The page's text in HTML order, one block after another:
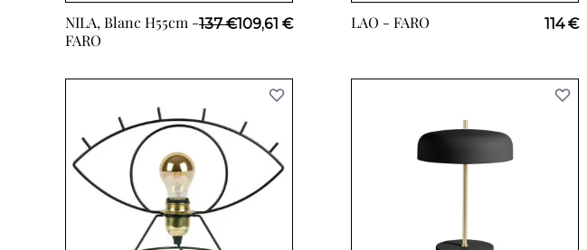
NILA, Blanc H55cm -
FARO
137 €Prix Spécial
109,61 € LAO - FARO 114 €